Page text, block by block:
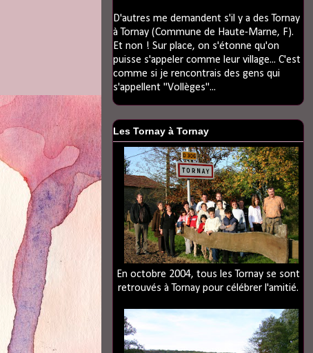
D'autres me demandent s'il y a des Tornay
à Tornay (Commune de Haute-Marne, F).
Et non ! Sur place, on s'étonne qu'on
puisse s'appeler comme leur village... C'est
comme si je rencontrais des gens qui
s'appellent "Vollèges"...
Les Tornay à Tornay
En octobre 2004, tous les Tornay se sont
retrouvés à Tornay pour célébrer l'amitié.